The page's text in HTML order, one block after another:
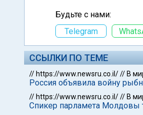
Будьте с нами:
Telegram
ССЫЛКИ ПО ТЕМЕ
// https://www.newsru.co.il/// В
Россия объявила войну
// https://www.newsru.co.il/// В
Спикер парламета Молдовы